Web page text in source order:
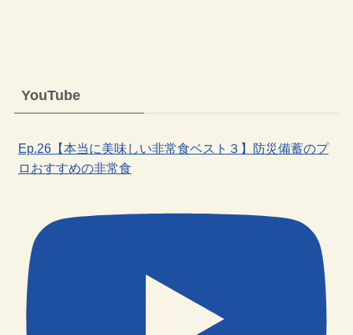
YouTube
Ep.26【本当に美味しい非常食ベスト３】防災備蓄のプ
ロおすすめの非常食